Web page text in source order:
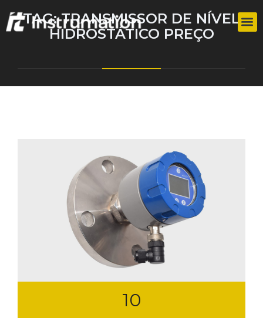
TAG:TRANSMISSOR DE NÍVEL
HIDROSTÁTICO PREÇO
10